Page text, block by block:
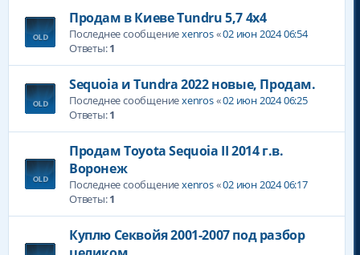
Продам в Киеве Tundru 5,7 4x4
Последнее сообщениеxenros«02 июн 2024 06:54
Ответы:1
Sequoia и Tundra 2022 новые, Продам.
Последнее сообщениеxenros«02 июн 2024 06:25
Ответы:1
Продам Toyota Sequoia II 2014 г.в.
Воронеж
Последнее сообщениеxenros«02 июн 2024 06:17
Ответы:1
Куплю Секвойя 2001-2007 под разбор